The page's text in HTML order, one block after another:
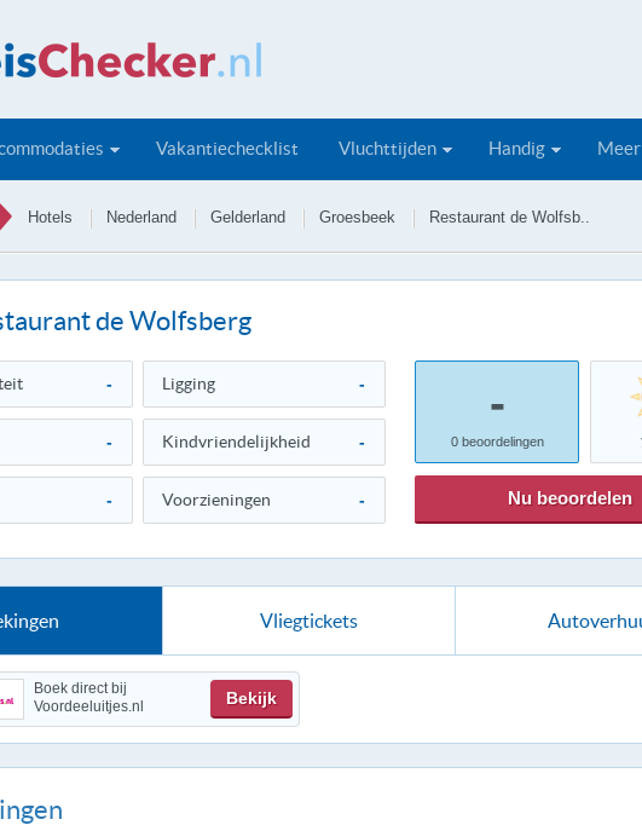
Vakantiechecklist Vluchttijden Handig Meer
Hotels Nederland Gelderland Groesbeek Restaurant de Wolfsb..
de Wolfsberg
- Ligging -
- Kindvriendelijkheid -
- Voorzieningen -
-
0beoordelingen
Nu beoordelen
Vliegtickets
Boek direct bij
Voordeeluitjes.nl
Bekijk